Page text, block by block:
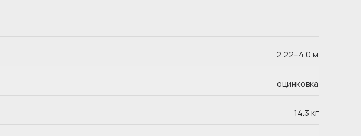
2.22–4.0 м
оцинковка
14.3 кг